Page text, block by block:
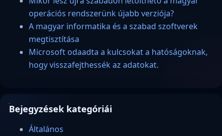
operációs rendszerünk újabb verziója?
A magyar informatika és a szabad szoftverek
megtisztítása
Microsoft odaadta a kulcsokat a hatóságoknak,
hogy visszafejthessék az adatokat.
Bejegyzések kategóriái
Általános